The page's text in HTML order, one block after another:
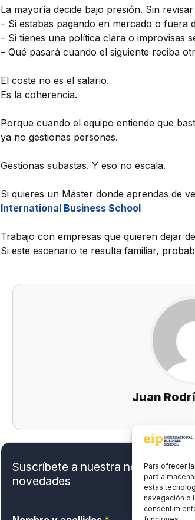
Para ofrecer
para
estas
navegación o
La mayoría decide bajo presión. Sin
– Si estabas pagando en mercado o fuera
– Si tienes una política clara o improvisas
– Qué pasará cuando el siguiente reciba
El coste no es el salario.
Es la coherencia.
Porque cuando el equipo entiende que
ya no gestionas personas.
Gestionas subastas. Y eso no escala.
Si quieres un Máster donde aprendas de
International Business School
Trabajo con empresas que quieren dejar
Si este escenario te resulta familiar,
Juan
Suscríbete a nuestra newsletter
novedades